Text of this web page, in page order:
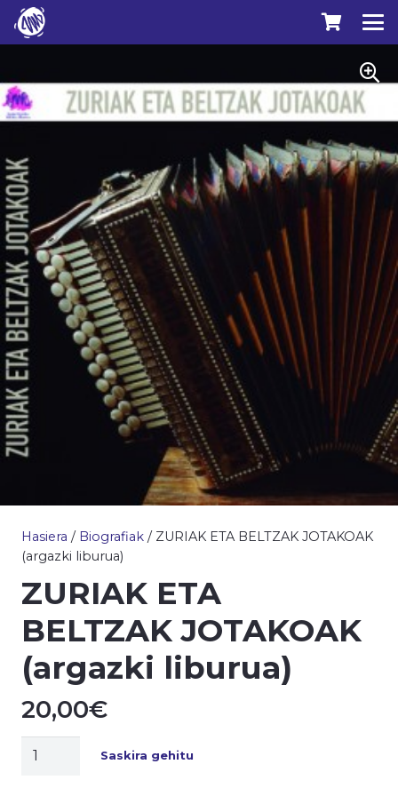
Hasiera / Biografiak / ZURIAK ETA BELTZAK JOTAKOAK
(argazki liburua)
ZURIAK ETA
BELTZAK JOTAKOAK
(argazki liburua)
20,00€
ZURIAK
Saskira gehitu